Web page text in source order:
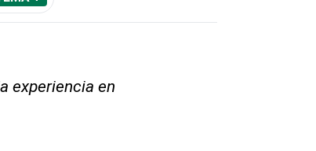
experiencia en